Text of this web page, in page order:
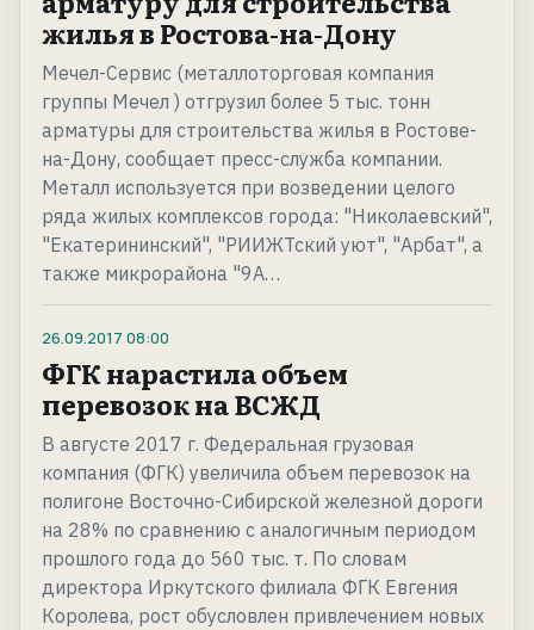
жилья в Ростова-на-Дону
Мечел-Сервис (металлоторговая компания
группы Мечел ) отгрузил более 5 тыс. тонн
арматуры для строительства жилья в Ростове-
на-Дону, сообщает пресс-служба компании.
Металл используется при возведении целого
ряда жилых комплексов города: "Николаевский",
"Екатерининский", "РИИЖТский уют", "Арбат", а
также микрорайона "9А…
26.09.2017 08:00
ФГК нарастила объем
перевозок на ВСЖД
В августе 2017 г. Федеральная грузовая
компания (ФГК) увеличила объем перевозок на
полигоне Восточно-Сибирской железной дороги
на 28% по сравнению с аналогичным периодом
прошлого года до 560 тыс. т. По словам
директора Иркутского филиала ФГК Евгения
Королева, рост обусловлен привлечением новых